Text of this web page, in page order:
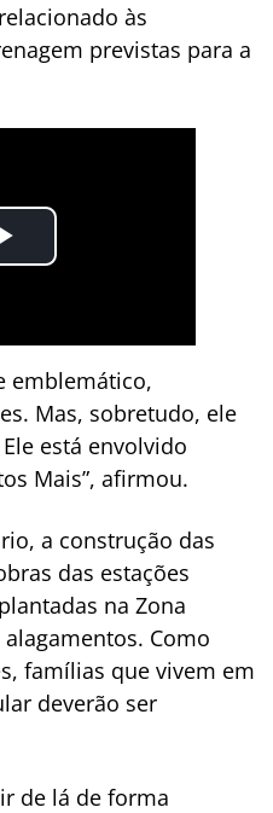
às
previstas para a
emblemático,
Mas, sobretudo, ele
está envolvido
Mais”, afirmou.
a construção das
das estações
na Zona
Como
famílias que vivem em
deverão ser
de lá de forma